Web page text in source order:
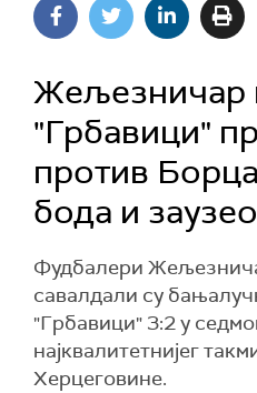
Жељезничар
"Грбавици"
против
бода и
Фудбалери
савалдали су
"Грбавици" 3:2 у
најквалитетнијег
Херцеговине.